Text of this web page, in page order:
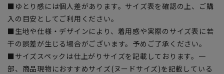
■ゆとり感には個人差があります。サイズ表を確認の上、ご購
入の目安としてご利用ください。
■生地や仕様・デザインにより、着用感や実際のサイズ表に若
干の誤差が生じる場合がございます。予めご了承ください。
■サイズスペックは仕上がりサイズを記載しております。一
部、商品現物におすすめサイズ(ヌードサイズ)を記載している